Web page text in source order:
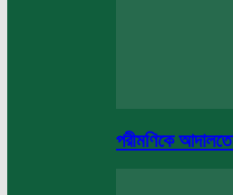
পরীমণিকে